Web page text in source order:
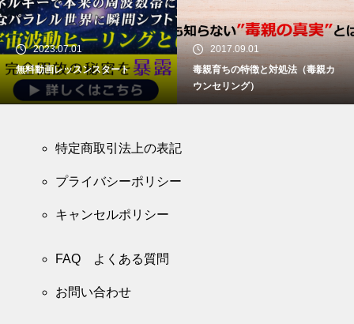
2023.07.01
無料動画レッスンスタート
2017.09.01
毒親育ちの特徴と対処法（毒親カ
ウンセリング）
特定商取引法上の表記
プライバシーポリシー
キャンセルポリシー
FAQ よくある質問
お問い合わせ